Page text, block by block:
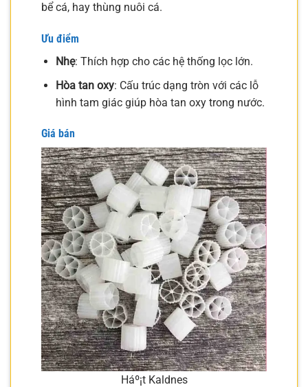
bể cá, hay thùng nuôi cá.
Ưu điểm
Nhẹ: Thích hợp cho các hệ thống lọc lớn.
Hòa tan oxy: Cấu trúc dạng tròn với các lỗ
hình tam giác giúp hòa tan oxy trong nước.
Giá bán
Háº¡t Kaldnes